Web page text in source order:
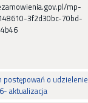
mp-
3f2d30bc-70bd-
postępowań o udzielenie
aktualizacja